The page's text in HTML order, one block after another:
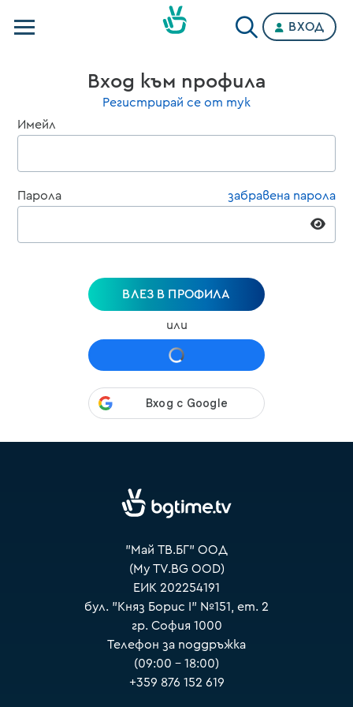
Категории
ВХОД
Вход към профила
Регистрирай се от тук
Имейл
Парола забравена парола
ВЛЕЗ В ПРОФИЛА
или
"Май ТВ.БГ" ООД
(My TV.BG OOD)
ЕИК 202254191
бул. "Княз Борис I" №151, ет. 2
гр. София 1000
Телефон за поддръжка
(09:00 – 18:00)
+359 876 152 619